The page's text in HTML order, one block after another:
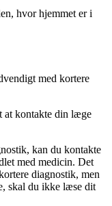
hvor hjemmet er i
med kortere
at kontakte din læge
kan du kontakte
med medicin. Det
diagnostik, men
skal du ikke læse dit